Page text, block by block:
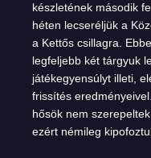
készletének második
héten lecseréljük a
a Kettős csillagra.
legfeljebb két tárgyuk
játékegyensúlyt illeti,
frissítés
hősök nem
ezért némileg